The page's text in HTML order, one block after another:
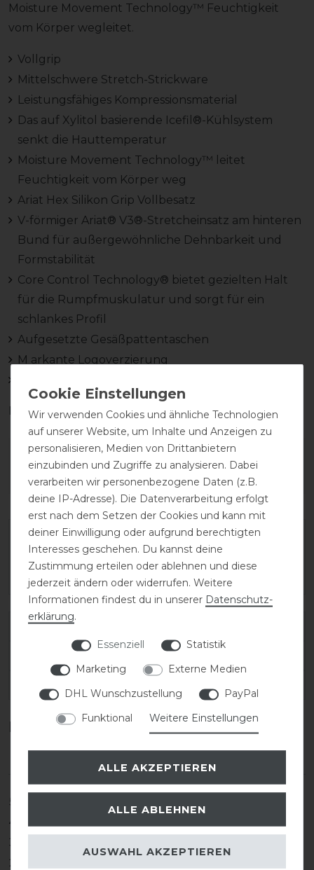
Moisture Movement Technology™ Feuchtigkeit
vom Körper wegleitet.
Vollgrip
Mittelschwere Stretch-Strickware
Leistungsfähiges Kompressionsmaterial
Das auf Xylitol basierende Icefil®-Kühlsystem
senkt die Hauttemperatur
Moisture Movement Technology™ leitet
Feuchtigkeit vom Körper weg
Ariat Hex Silikon Grip Vollbesatz
V-förmiger Ariat® V3®-Stretcheinsatz am hinteren
Bund für außergewöhnliche Dehnbarkeit und
Formstabilität
Core Control Technology® bietet gezielten Halt
für die Rumpfmuskulatur und sorgt für ein
schlankes Profil
Aufgesetzte Gesäßpattentaschen
M arkante Logoverzierung
Material: 68% Baumwolle, 24% Nylon, 8% Elasthan
Wie hat dir die Artikelbeschreibung
gefallen?
Varianten-ID:
ARI-10032727/24L
Kundenrezensionen
5
4
3
2
Wir verwenden Cookies und ähnliche Technologien
auf unserer Website, um Inhalte und Anzeigen zu
personalisieren, Medien von Drittanbietern
einzubinden und Zugriffe zu analysieren. Dabei
verarbeiten wir personenbezogene Daten (z.B.
deine IP-Adresse). Die Datenverarbeitung erfolgt
erst nach dem Setzen der Cookies und kann mit
deiner Einwilligung oder aufgrund berechtigten
Interesses geschehen. Du kannst deine
Zustimmung erteilen oder ablehnen und diese
jederzeit ändern oder widerrufen. Weitere
Informationen findest du in unserer Daten­schutz­
erklärung.
Essenziell
Statistik
Marketing
Externe Medien
DHL Wunschzustellung
PayPal
Funktional
Weitere Einstellungen
ALLE AKZEPTIEREN
ALLE ABLEHNEN
AUSWAHL AKZEPTIEREN